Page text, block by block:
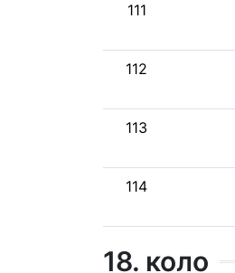
111
112
113
114
18. коло